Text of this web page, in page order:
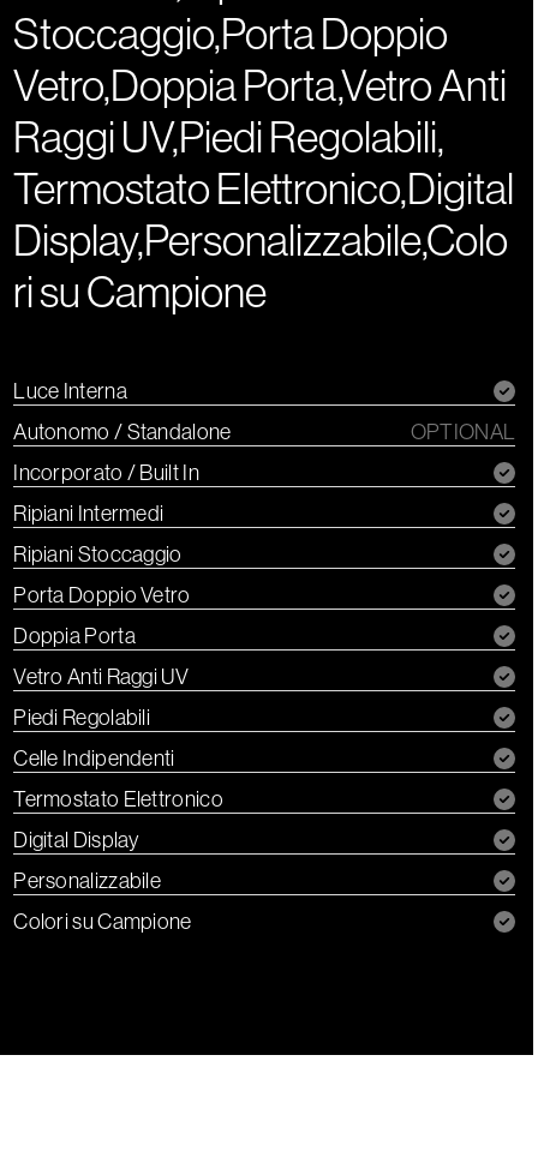
Stoccaggio,Porta Doppio
Vetro,Doppia Porta,Vetro Anti
Raggi UV,Piedi Regolabili,
Termostato Elettronico,Digital
Display,Personalizzabile,Colo
ri su Campione
Luce Interna
Autonomo / Standalone
OPTIONAL
Incorporato / Built In
Ripiani Intermedi
Ripiani Stoccaggio
Porta Doppio Vetro
Doppia Porta
Vetro Anti Raggi UV
Piedi Regolabili
Celle Indipendenti
Termostato Elettronico
Digital Display
Personalizzabile
Colori su Campione